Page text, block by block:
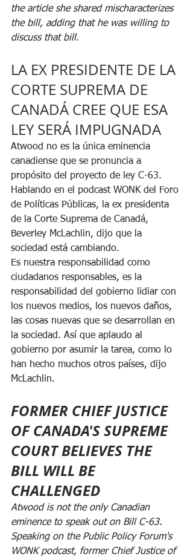
the article she shared mischaracterizes
the bill, adding that he was willing to
discuss that bill.
LA EX PRESIDENTE DE LA
CORTE SUPREMA DE
CANADÁ CREE QUE ESA
LEY SERÁ IMPUGNADA
Atwood no es la única eminencia
canadiense que se pronuncia a
propósito del proyecto de ley C-63.
Hablando en el podcast WONK del Foro
de Políticas Públicas, la ex presidenta
de la Corte Suprema de Canadá,
Beverley McLachlin, dijo que la
sociedad está cambiando.
Es nuestra responsabilidad como
ciudadanos responsables, es la
responsabilidad del gobierno lidiar con
los nuevos medios, los nuevos daños,
las cosas nuevas que se desarrollan en
la sociedad. Así que aplaudo al
gobierno por asumir la tarea, como lo
han hecho muchos otros países, dijo
McLachlin.
FORMER CHIEF JUSTICE
OF CANADA'S SUPREME
COURT BELIEVES THE
BILL WILL BE
CHALLENGED
Atwood is not the only Canadian
eminence to speak out on Bill C-63.
Speaking on the Public Policy Forum's
WONK podcast, former Chief Justice of